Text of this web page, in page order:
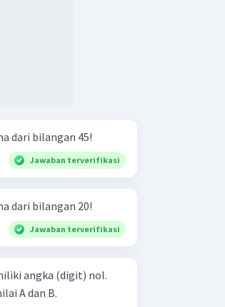
dari bilangan 45!
Jawaban terverifikasi
dari bilangan 20!
Jawaban terverifikasi
angka (digit) nol.
A dan B.